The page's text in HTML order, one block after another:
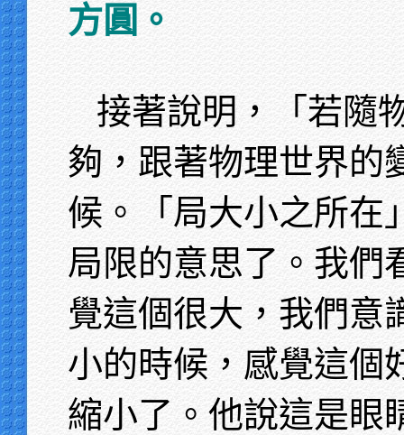
方圓。
接著說明，「若隨
夠，跟著物理世界的
候。「局大小之所在
局限的意思了。我們
覺這個很大，我們意
小的時候，感覺這個
縮小了。他說這是眼